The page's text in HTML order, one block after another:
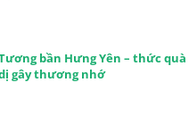
bần Hưng Yên – thức quà
gây thương nhớ